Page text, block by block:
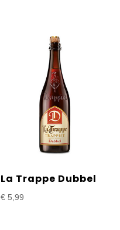
La Trappe Dubbel
€5,99